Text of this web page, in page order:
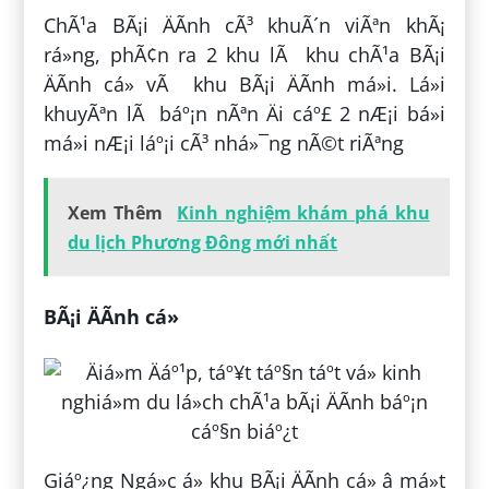
ChÃ¹a BÃ¡i ÄÃ­nh cÃ³ khuÃ´n viÃªn khÃ¡
rá»ng, phÃ¢n ra 2 khu lÃ khu chÃ¹a BÃ¡i
ÄÃ­nh cá» vÃ khu BÃ¡i ÄÃ­nh má»i. Lá»i
khuyÃªn lÃ báº¡n nÃªn Äi cáº£ 2 nÆ¡i bá»i
má»i nÆ¡i láº¡i cÃ³ nhá»¯ng nÃ©t riÃªng
Xem Thêm
Kinh nghiệm khám phá khu
du lịch Phương Đông mới nhất
BÃ¡i ÄÃ­nh cá»
Giáº¿ng Ngá»c á» khu BÃ¡i ÄÃ­nh cá» â má»t